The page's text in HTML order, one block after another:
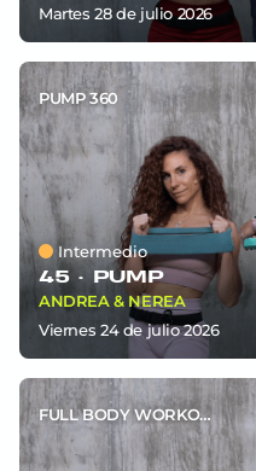
martes 28de julio 2026
PUMP 360
Intermedio
45 · PUMP
ANDREA & NEREA
viernes 24dejulio 2026
FULL BODY WORKOUT